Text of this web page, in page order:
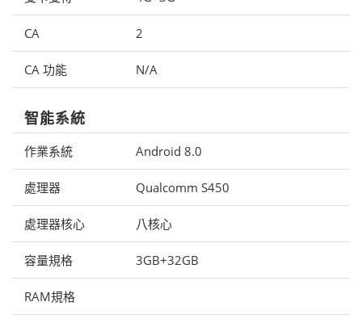
CA 2
CA 功能 N/A
智能系統
作業系統 Android 8.0
處理器 Qualcomm S450
處理器核心 八核心
容量規格 3GB+32GB
RAM規格